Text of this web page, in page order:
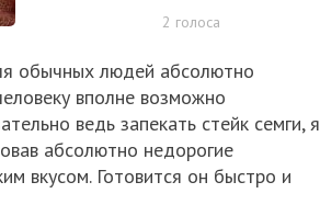
2 голоса
обычных людей абсолютно
вполне возможно
ведь запекать стейк семги, я
абсолютно недорогие
вкусом. Готовится он быстро и